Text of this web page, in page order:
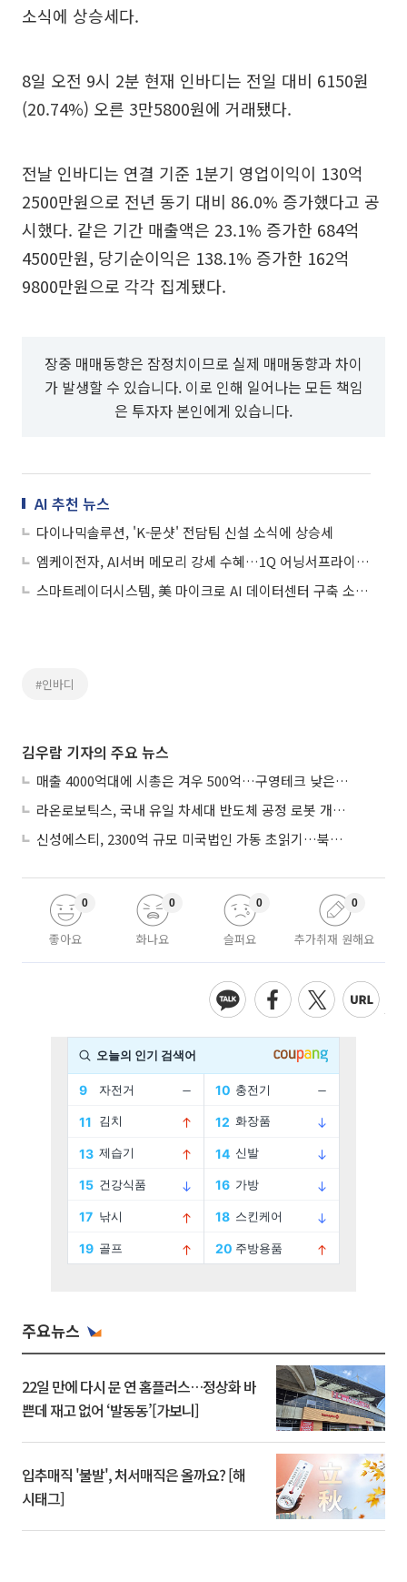
소식에 상승세다.
8일 오전 9시 2분 현재 인바디는 전일 대비 6150원
(20.74%) 오른 3만5800원에 거래됐다.
전날 인바디는 연결 기준 1분기 영업이익이 130억
2500만원으로 전년 동기 대비 86.0% 증가했다고 공
시했다. 같은 기간 매출액은 23.1% 증가한 684억
4500만원, 당기순이익은 138.1% 증가한 162억
9800만원으로 각각 집계됐다.
장중 매매동향은 잠정치이므로 실제 매매동향과 차이
가 발생할 수 있습니다. 이로 인해 일어나는 모든 책임
은 투자자 본인에게 있습니다.
AI 추천 뉴스
다이나믹솔루션, 'K-문샷' 전담팀 신설 소식에 상승세
엠케이전자, AI서버 메모리 강세 수혜…1Q 어닝서프라이즈 증권가 전망에 상승세
스마트레이더시스템, 美 마이크로 AI 데이터센터 구축 소식에 상승세
#인바디
김우람 기자의 주요 뉴스
매출 4000억대에 시총은 겨우 500억…구영테크 낮은 몸값에 저가 승계 마무리
라온로보틱스, 국내 유일 차세대 반도체 공정 로봇 개발 ‘고객사 테스트 진행’
신성에스티, 2300억 규모 미국법인 가동 초읽기…북미 ESS 공략 본격화
좋아요
0
화나요
0
슬퍼요
0
추가취재 원해요
0
주요뉴스
22일 만에 다시 문 연 홈플러스…정상화 바
쁜데 재고 없어 ‘발동동’[가보니]
입추매직 '불발', 처서매직은 올까요? [해
시태그]